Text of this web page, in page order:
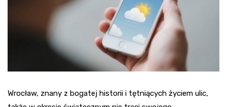
Wrocław, znany z bogatej historii i tętniących życiem ulic,